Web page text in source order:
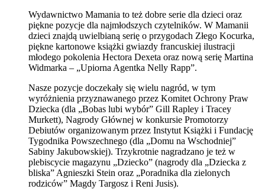
Wydawnictwo Mamania to też dobre serie dla dzieci oraz
piękne pozycje dla najmłodszych czytelników. W Mamanii
dzieci znajdą uwielbianą serię o przygodach Złego Kocurka,
piękne kartonowe książki gwiazdy francuskiej ilustracji
młodego pokolenia Hectora Dexeta oraz nową serię Martina
Widmarka – „Upiorna Agentka Nelly Rapp”.
Nasze pozycje doczekały się wielu nagród, w tym
wyróżnienia przyznawanego przez Komitet Ochrony Praw
Dziecka (dla „Bobas lubi wybór” Gill Rapley i Tracey
Murkett), Nagrody Głównej w konkursie Promotorzy
Debiutów organizowanym przez Instytut Książki i Fundację
Tygodnika Powszechnego (dla „Domu na Wschodniej”
Sabiny Jakubowskiej). Trzykrotnie nagradzano je też w
plebiscycie magazynu „Dziecko” (nagrody dla „Dziecka z
bliska” Agnieszki Stein oraz „Poradnika dla zielonych
rodziców” Magdy Targosz i Reni Jusis).